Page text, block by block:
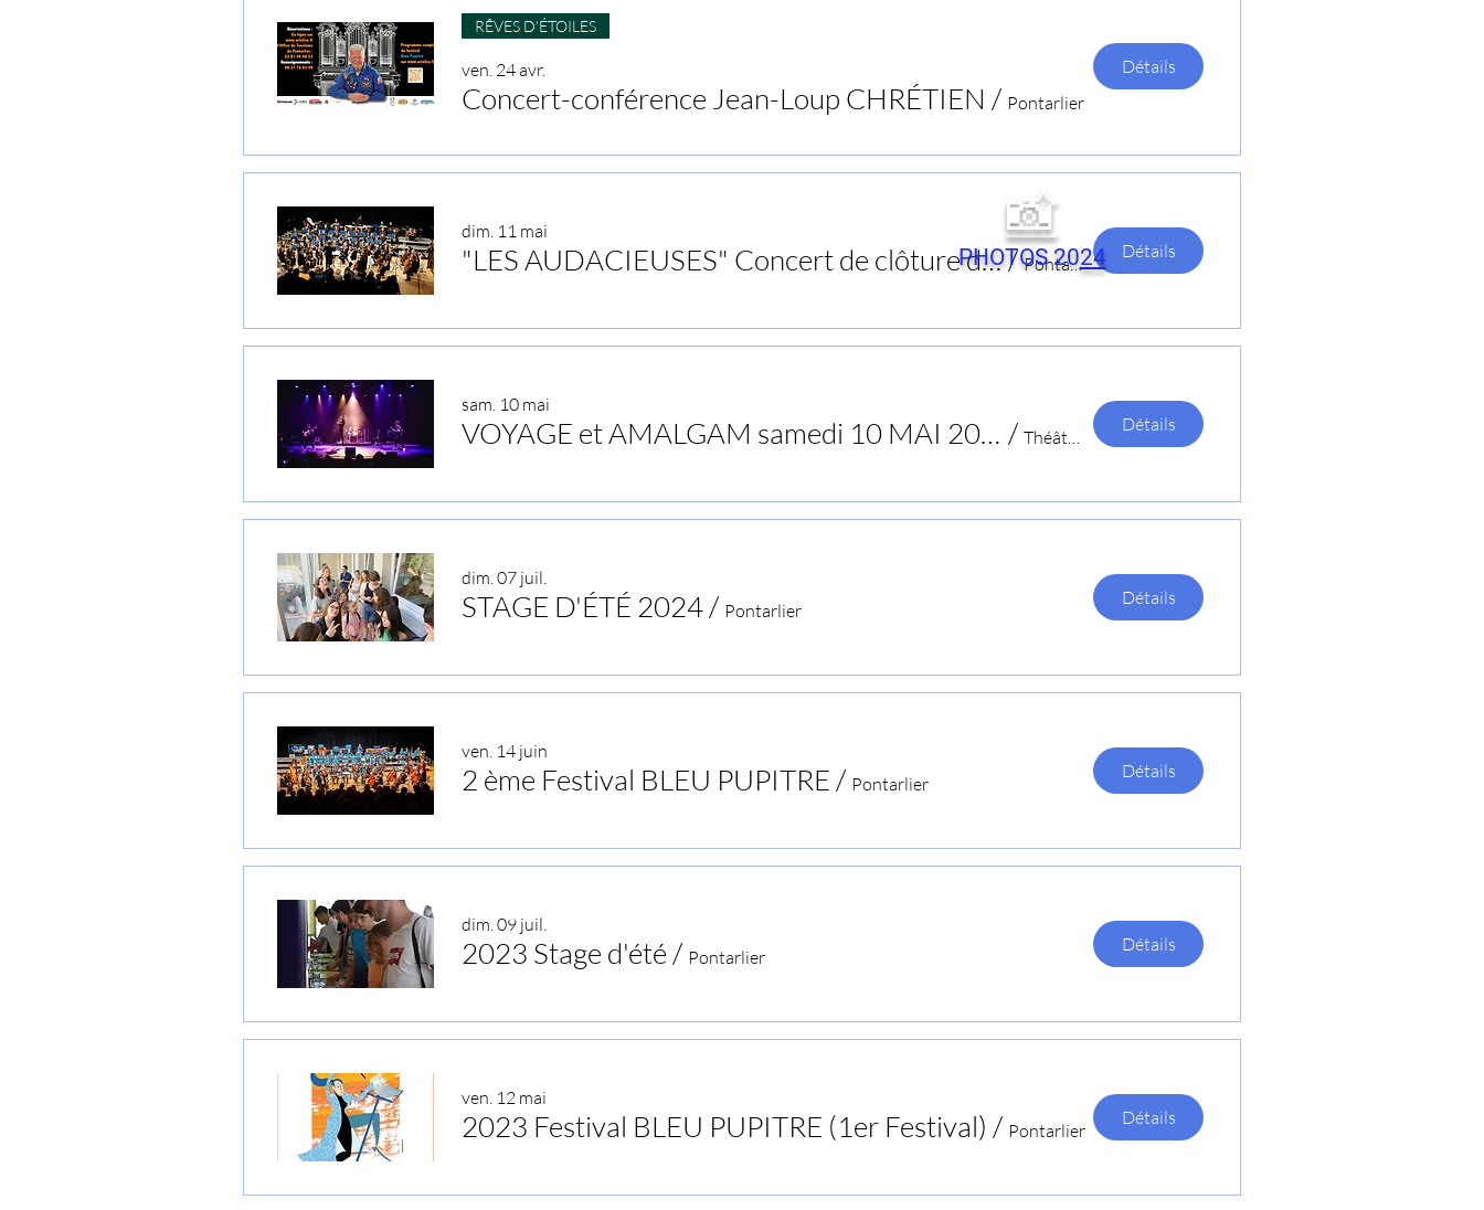
RÊVES D'ÉTOILES
ven. 24 avr.
Concert-conférence Jean-Loup CHRÉTIEN / Pontarlier
Détails
dim. 11 mai
"LES AUDACIEUSES" Concert de clôture dimanche 17h00/ Pontarlier
Détails
sam. 10 mai
VOYAGE et AMALGAM samedi 10 MAI 20h00-22h30 / Théâtre B. BLIER
Détails
dim. 07 juil.
STAGE D'ÉTÉ 2024/ Pontarlier
Détails
ven. 14 juin
2 ème Festival BLEU PUPITRE / Pontarlier
Détails
dim. 09 juil.
2023 Stage d'été / Pontarlier
Détails
ven. 12 mai
2023 Festival BLEU PUPITRE (1er Festival) / Pontarlier
Détails
📸
PHOTOS 2024